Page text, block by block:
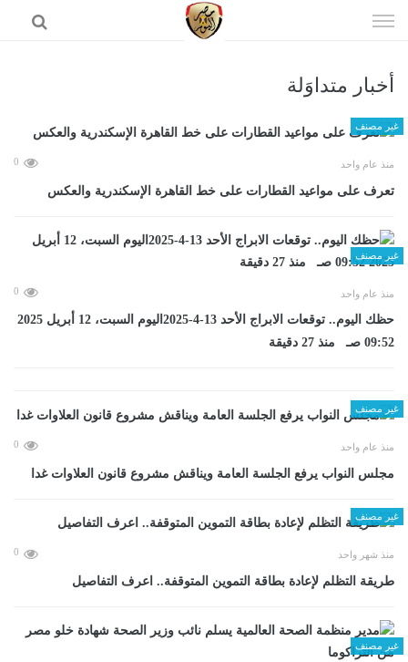
الى
أخبار متداوَلة
غير مصنف
منذ عام واحد 0
تعرف على مواعيد القطارات على خط القاهرة الإسكندرية والعكس
غير مصنف
منذ عام واحد 0
حظك اليوم.. توقعات الابراج الأحد 13-4-2025اليوم السبت، 12 أبريل 2025
09:52 صـ منذ 27 دقيقة
غير مصنف
منذ عام واحد 0
مجلس النواب يرفع الجلسة العامة ويناقش مشروع قانون العلاوات غدا
غير مصنف
منذ شهر واحد 0
طريقة التظلم لإعادة بطاقة التموين المتوقفة.. اعرف التفاصيل
غير مصنف